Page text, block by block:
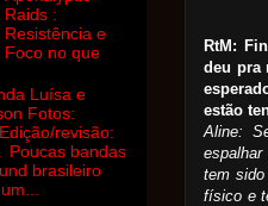
RtM:
deu pra
estão
Aline:
tem
físico e
Raids :
Resistência e
Foco no que
Luísa e
Fotos:
revisão:
Poucas bandas
brasileiro